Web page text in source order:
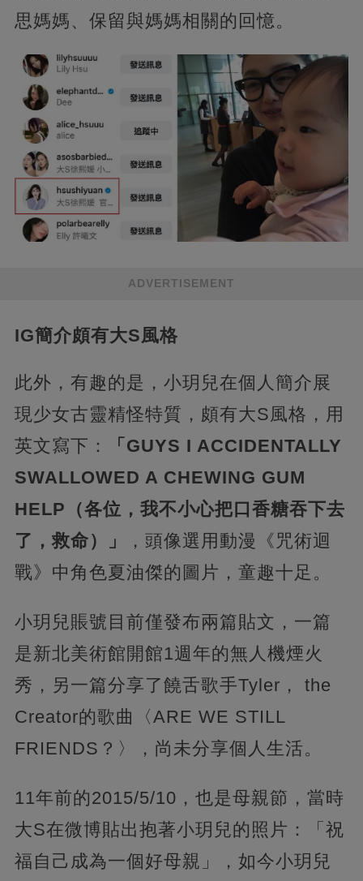
思媽媽、保留與媽媽相關的回憶。
ADVERTISEMENT
IG簡介頗有大S風格
此外，有趣的是，小玥兒在個人簡介展
現少女古靈精怪特質，頗有大S風格，用
英文寫下：
「GUYS I ACCIDENTALLY
SWALLOWED A CHEWING GUM
HELP（各位，我不小心把口香糖吞下去
了，救命）」
，頭像選用動漫《咒術迴
戰》中角色夏油傑的圖片，童趣十足。
小玥兒賬號目前僅發布兩篇貼文，一篇
是新北美術館開館1週年的無人機煙火
秀，另一篇分享了饒舌歌手Tyler， the
Creator的歌曲〈ARE WE STILL
FRIENDS？〉，尚未分享個人生活。
11年前的2015/5/10，也是母親節，當時
大S在微博貼出抱著小玥兒的照片：「祝
福自己成為一個好母親」，如今小玥兒